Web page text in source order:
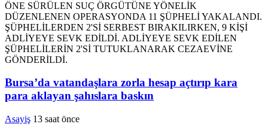
Bursa’da vatandaşlara zorla hesap açtırıp kara
para aklayan şahıslara baskın
Asayiş 13 saat önce